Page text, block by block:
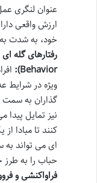
عنوان لنگری
ارزش واقعی
خود، به شدت به
Behavior):
ویژه در شرایط
گذاران به
نیز تمایل
کنند تا مبادا
ای می تواند
حباب را به